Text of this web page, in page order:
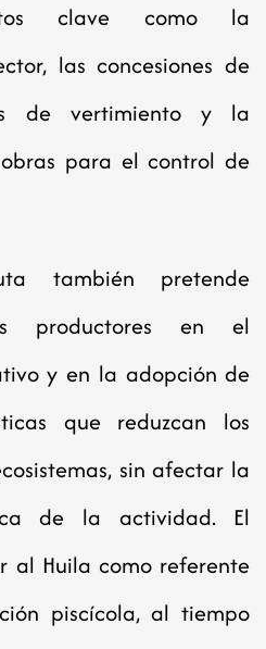
clave como la
las concesiones de
de vertimiento y la
para el control de
también pretende
productores en el
y en la adopción de
que reduzcan los
sin afectar la
de la actividad. El
al Huila como referente
piscícola, al tiempo